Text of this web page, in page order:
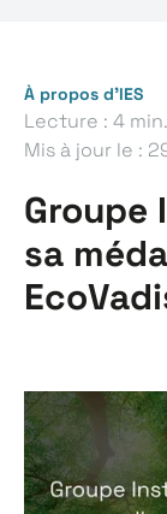
À propos d’IES
Lecture : 4 min.
Mis à jour le :
Groupe
sa